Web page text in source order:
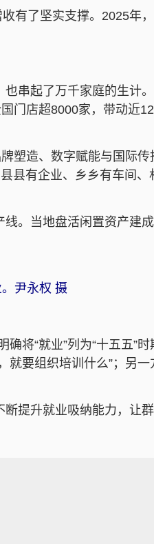
有了坚实支撑。2025年
串起了万千家庭的生计
门店超8000家，带动近
塑造、数字赋能与国际
县有企业、乡乡有车间
当地盘活闲置资产建成
尹永权 摄
将“就业”列为“十五五”
要组织培训什么”；另一
提升就业吸纳能力，让